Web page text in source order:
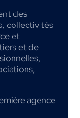
des
collectivités
et
et de
agence